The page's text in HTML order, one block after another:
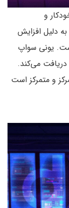
و
دلیل افزایش
یونی سواپ
ثابت ۰.۰۳ درصد را دریافت می‌کند.
و متمرکز است